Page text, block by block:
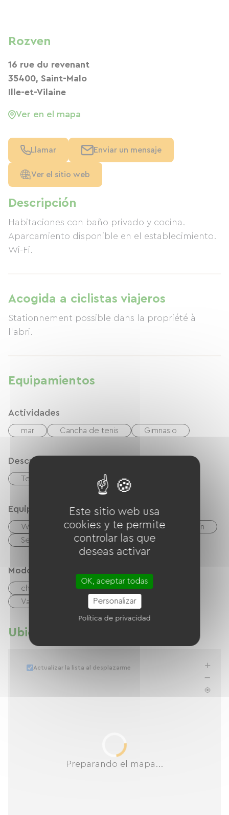
Descripción
Habitaciones con baño privado y cocina.
Aparcamiento disponible en el establecimiento.
Wi-Fi.
Acogida a ciclistas viajeros
Stationnement possible dans la propriété à
l'abri.
Equipamientos
Actividades
mar Cancha de tenis Gimnasio
Descripción
Terreno privado cercado
Equipos
Wifi gratuito Barbacoa
Salón de jardín
Secador de pelo
Equipo de planchado
Modos de paiement
cheques
Efectivo
Vales de vacaciones (ANCV)
Ubicación
Preparando el mapa...
Actualizar la lista al desplazarme
Rozven
16 rue du revenant
35400, Saint-Malo
Ille-et-Vilaine
Ver en el mapa
Llamar Enviar un mensaje
Ver el sitio web
Este sitio web usa
cookies y te permite
controlar las que
deseas activar
OK, aceptar todas
Personalizar
Política de privacidad